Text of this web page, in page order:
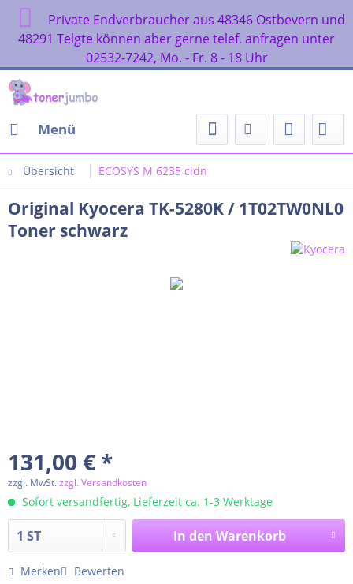
Private Endverbraucher aus 48346 Ostbevern und
48291 Telgte können aber gerne telef. anfragen unter
02532-7242, Mo. - Fr. 8 - 18 Uhr
Menü
Übersicht ECOSYS M 6235 cidn
Original Kyocera TK-5280K / 1T02TW0NL0
Toner schwarz
131,00 € *
zzgl. MwSt.zzgl. Versandkosten
Sofort versandfertig, Lieferzeit ca. 1-3 Werktage
In den Warenkorb
Merken Bewerten